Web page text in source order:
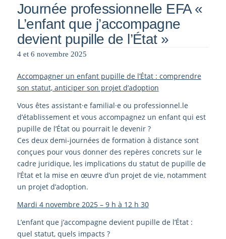
Journée professionnelle EFA «
L’enfant que j’accompagne
devient pupille de l’État »
4 et 6 novembre 2025
Accompagner un enfant pupille de l’État : comprendre
son statut, anticiper son projet d’adoption
Vous êtes assistant·e familial·e ou professionnel.le
d’établissement et vous accompagnez un enfant qui est
pupille de l’État ou pourrait le devenir ?
Ces deux demi-journées de formation à distance sont
conçues pour vous donner des repères concrets sur le
cadre juridique, les implications du statut de pupille de
l’État et la mise en œuvre d’un projet de vie, notamment
un projet d’adoption.
Mardi 4 novembre 2025 – 9 h à 12 h 30
L’enfant que j’accompagne devient pupille de l’État :
quel statut, quels impacts ?